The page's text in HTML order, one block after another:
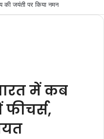
की जयंती पर किया नमन
में कब
फीचर्स,